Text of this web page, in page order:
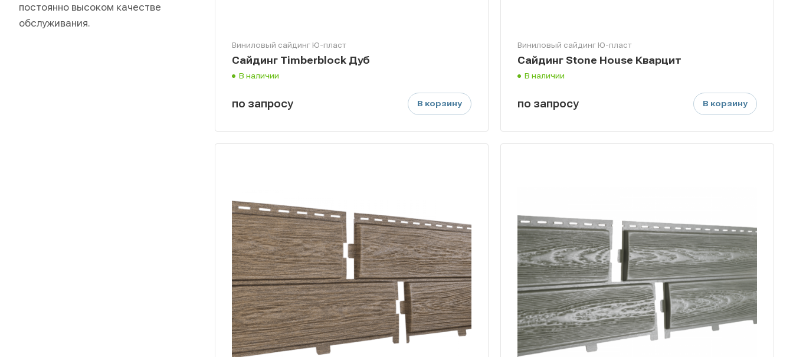
Виниловый сайдинг Ю-пласт
Сайдинг Timberblock Дуб
В наличии
по запросу В корзину
Виниловый сайдинг Ю-пласт
Сайдинг Stone House Кварцит
В наличии
по запросу В корзину
постоянно высоком качестве
обслуживания.